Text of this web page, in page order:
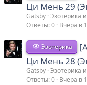
Ци Мень 29
Gatsby Эзотерика
Ответы 0 Вчера в
Эзотерика
Ци Мень 28
Gatsby Эзотерика
Ответы 0 Вчера в